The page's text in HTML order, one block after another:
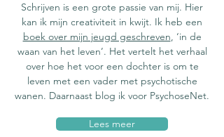
Schrijven is een grote passie van mij. Hier
kan ik mijn creativiteit in kwijt. Ik heb een
boek over mijn jeugd geschreven, ‘in de
waan van het leven’. Het vertelt het verhaal
over hoe het voor een dochter is om te
leven met een vader met psychotische
wanen. Daarnaast blog ik voor PsychoseNet.
Lees meer